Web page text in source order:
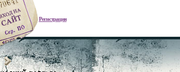
Регистрация